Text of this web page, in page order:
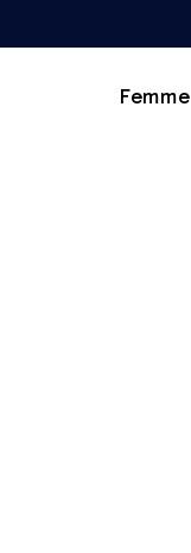
Femme